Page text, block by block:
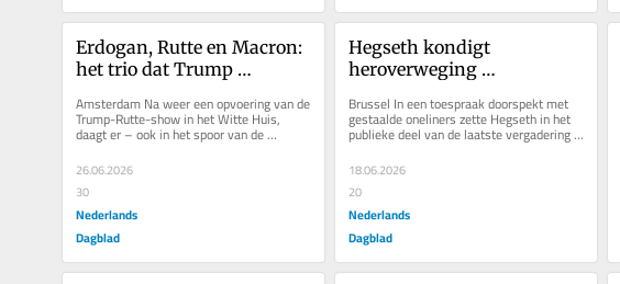
Erdogan, Rutte en Macron:
het trio dat Trump
wil houden bij de NAVO
Amsterdam Na weer een opvoering van de
Trump-Rutte-show in het Witte Huis,
daagt er – ook in het spoor van de
succesvolle G7-top in Evian – een...
26.06.2026
30
Nederlands
Dagblad
Hegseth kondigt
heroverweging
bases in Europa aan
Brussel In een toespraak doorspekt met
gestaalde oneliners zette Hegseth in het
publieke deel van de laatste vergadering
van NAVO-defensieministers...
18.06.2026
20
Nederlands
Dagblad